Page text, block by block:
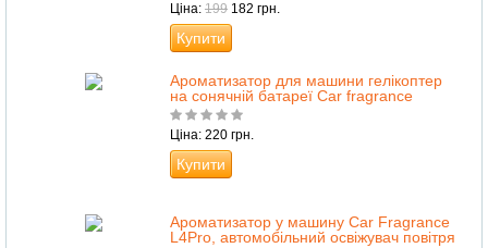
Ціна: 199 182 грн.
Купити
Ароматизатор для машини гелікоптер
на сонячній батареї Car fragrance
Ціна: 220 грн.
Купити
Ароматизатор у машину Car Fragrance
L4Pro, автомобільний освіжувач повітря